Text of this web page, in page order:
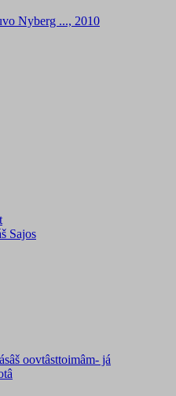
Nyberg ..., 2010
Sajos
oovtâsttoimâm- já